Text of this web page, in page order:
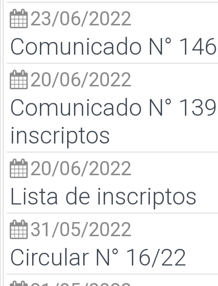
23/06/2022
Comunicado N°
20/06/2022
Comunicado N°
inscriptos
20/06/2022
Lista de inscriptos
31/05/2022
Circular N° 16/22